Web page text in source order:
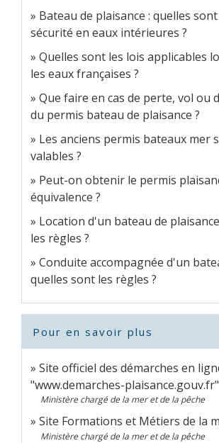
Bateau de plaisance : quelles
sécurité en eaux intérieures ?
Quelles sont les lois applicables
les eaux françaises ?
Que faire en cas de perte, vol ou
du permis bateau de plaisance ?
Les anciens permis bateaux mer
valables ?
Peut-on obtenir le permis
équivalence ?
Location d'un bateau de
les règles ?
Conduite accompagnée d'un
quelles sont les règles ?
Pour en savoir plus
Site officiel des démarches en
"www.demarches-plaisance.gouv.fr"
Ministère chargé de la mer et de la pêche
Site Formations et Métiers de la
Ministère chargé de la mer et de la pêche